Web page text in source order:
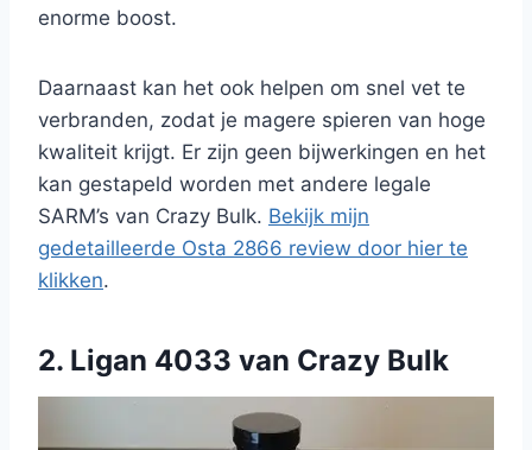
enorme boost.
Daarnaast kan het ook helpen om snel vet te
verbranden, zodat je magere spieren van hoge
kwaliteit krijgt. Er zijn geen bijwerkingen en het
kan gestapeld worden met andere legale
SARM’s van Crazy Bulk. Bekijk mijn
gedetailleerde Osta 2866 review door hier te
klikken.
2. Ligan 4033 van Crazy Bulk